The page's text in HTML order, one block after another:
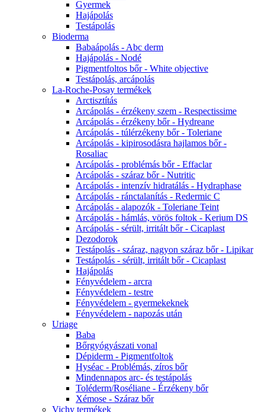
Gyermek
Hajápolás
Testápolás
Bioderma
Babaápolás - Abc derm
Hajápolás - Nodé
Pigmentfoltos bőr - White objective
Testápolás, arcápolás
La-Roche-Posay termékek
Arctisztítás
Arcápolás - érzékeny szem - Respectissime
Arcápolás - érzékeny bőr - Hydreane
Arcápolás - túlérzékeny bőr - Toleriane
Arcápolás - kipirosodásra hajlamos bőr -
Rosaliac
Arcápolás - problémás bőr - Effaclar
Arcápolás - száraz bőr - Nutritic
Arcápolás - intenzív hidratálás - Hydraphase
Arcápolás - ránctalanítás - Redermic C
Arcápolás - alapozók - Toleriane Teint
Arcápolás - hámlás, vörös foltok - Kerium DS
Arcápolás - sérült, irritált bőr - Cicaplast
Dezodorok
Testápolás - száraz, nagyon száraz bőr - Lipikar
Testápolás - sérült, irritált bőr - Cicaplast
Hajápolás
Fényvédelem - arcra
Fényvédelem - testre
Fényvédelem - gyermekeknek
Fényvédelem - napozás után
Uriage
Baba
Bőrgyógyászati vonal
Dépiderm - Pigmentfoltok
Hyséac - Problémás, zíros bőr
Mindennapos arc- és testápolás
Toléderm/Roséliane - Érzékeny bőr
Xémose - Száraz bőr
Vichy termékek